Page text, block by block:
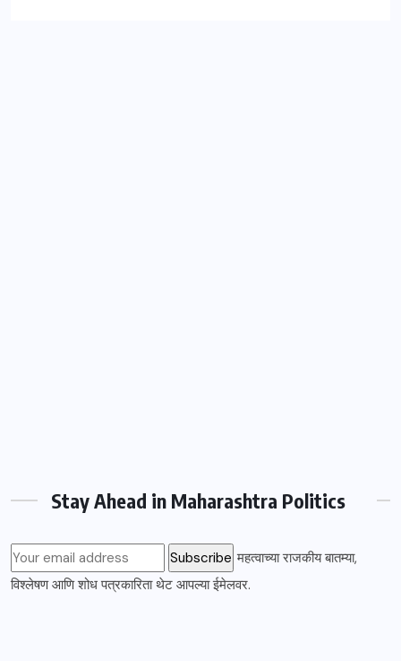
Stay Ahead in Maharashtra Politics
महत्वाच्या राजकीय बातम्या,
विश्लेषण आणि शोध पत्रकारिता थेट आपल्या ईमेलवर.